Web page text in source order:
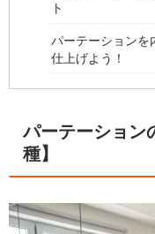
ト
パーテーションを
仕上げよう！
パーテーション
種】